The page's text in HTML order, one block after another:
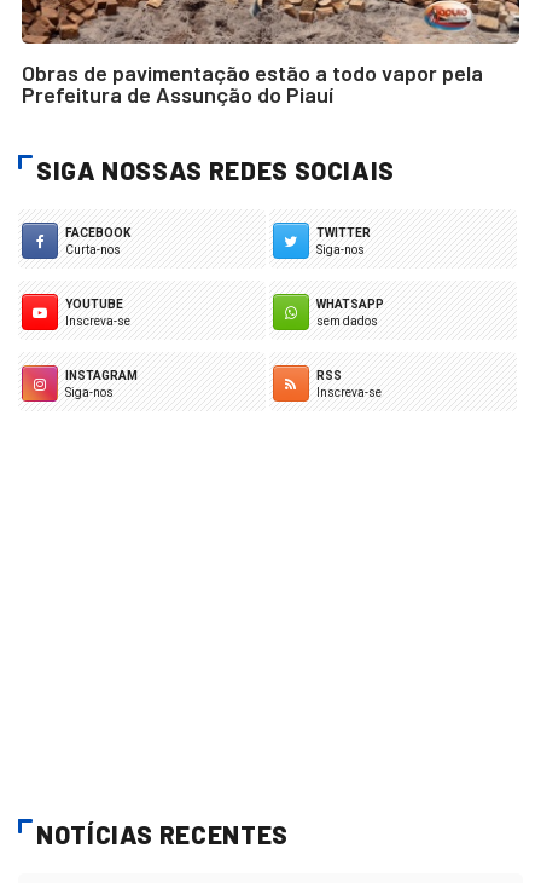
Obras de pavimentação estão a todo vapor pela
Prefeitura de Assunção do Piauí
SIGA NOSSAS REDES SOCIAIS
FACEBOOK
Curta-nos
TWITTER
Siga-nos
YOUTUBE
Inscreva-se
WHATSAPP
sem dados
INSTAGRAM
Siga-nos
RSS
Inscreva-se
NOTÍCIAS RECENTES